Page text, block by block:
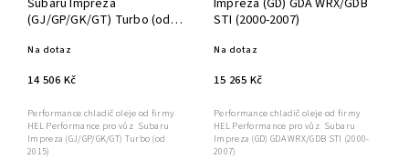
(GJ/GP/GK/GT) Turbo (od
Na dotaz
14 506 Kč
Performance chladič oleje od firmy
HEL Performance pro vůz Subaru
Impreza (GJ/GP/GK/GT) Turbo (od
2015)
STI (2000-2007)
Na dotaz
15 265 Kč
Performance chladič oleje od firmy
HEL Performance pro vůz Subaru
Impreza (GD) GDA WRX/GDB STI (2000-
2007)